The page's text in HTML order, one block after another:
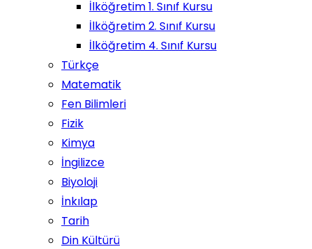
İlköğretim 1. Sınıf Kursu
İlköğretim 2. Sınıf Kursu
İlköğretim 4. Sınıf Kursu
Türkçe
Matematik
Fen Bilimleri
Fizik
Kimya
İngilizce
Biyoloji
İnkılap
Tarih
Din Kültürü